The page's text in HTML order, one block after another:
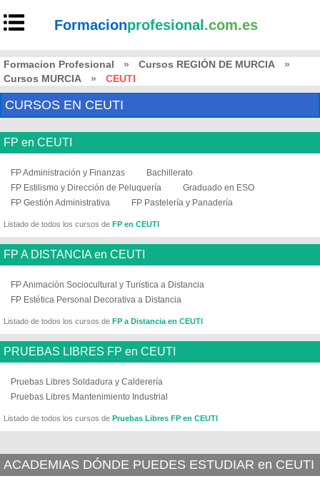
Formacionprofesional .com.es
Formacion Profesional » Cursos REGIÓN DE MURCIA
»
Cursos MURCIA
» CEUTI
CURSOS EN CEUTI
FP en CEUTI
FP Administración y Finanzas
Bachillerato
FP Estilismo y Dirección de Peluquería
Graduado en ESO
FP Gestión Administrativa
FP Pastelería y Panadería
Listado de todos los cursos de FP en CEUTI
FP A DISTANCIA en CEUTI
FP Animación Sociocultural y Turística a Distancia
FP Estética Personal Decorativa a Distancia
Listado de todos los cursos de FP a Distancia en CEUTI
PRUEBAS LIBRES FP en CEUTI
Pruebas Libres Soldadura y Calderería
Pruebas Libres Mantenimiento Industrial
Listado de todos los cursos de Pruebas Libres FP en CEUTI
ACADEMIAS DÓNDE PUEDES ESTUDIAR en CEUTI